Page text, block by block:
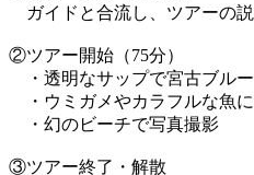
ガイドと合流し、ツアーの
②ツアー開始（75分）
・透明なサップで宮古ブル
・ウミガメやカラフルな魚に
・幻のビーチで写真撮影
③ツアー終了・解散